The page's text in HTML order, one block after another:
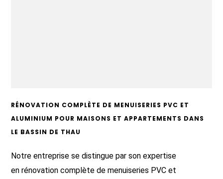
RÉNOVATION COMPLÈTE DE MENUISERIES PVC ET
ALUMINIUM POUR MAISONS ET APPARTEMENTS DANS
LE BASSIN DE THAU
Notre entreprise se distingue par son expertise
en rénovation complète de menuiseries PVC et